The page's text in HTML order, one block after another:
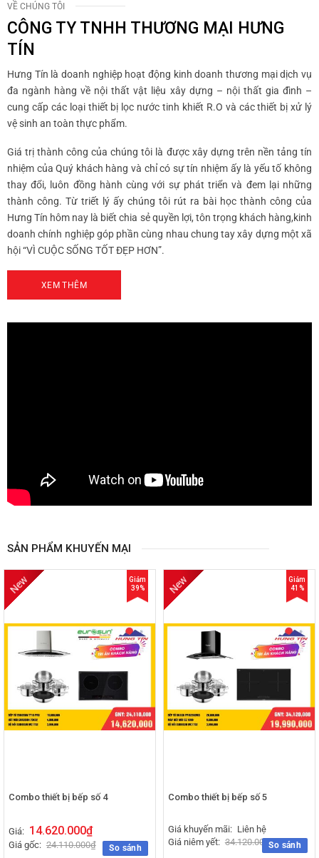
VỀ CHÚNG TÔI
CÔNG TY TNHH THƯƠNG MẠI HƯNG
TÍN
Hưng Tín là doanh nghiệp hoạt động kinh doanh thương mại dịch vụ
đa ngành hàng về nội thất vật liệu xây dựng – nội thất gia đình –
cung cấp các loại thiết bị lọc nước tinh khiết R.O và các thiết bị xử lý
vệ sinh an toàn thực phẩm.
Giá trị thành công của chúng tôi là được xây dựng trên nền tảng tín
nhiệm của Quý khách hàng và chỉ có sự tín nhiệm ấy là yếu tố không
thay đổi, luôn đồng hành cùng với sự phát triển và đem lại những
thành công. Từ triết lý ấy chúng tôi rút ra bài học thành công của
Hưng Tín hôm nay là biết chia sẻ quyền lợi, tôn trọng khách hàng,kinh
doanh chính nghiệp góp phần cùng nhau chung tay xây dựng một xã
hội “VÌ CUỘC SỐNG TỐT ĐẸP HƠN”.
XEM THÊM
SẢN PHẨM KHUYẾN MẠI
So sánh
Giảm
39%
Combo thiết bị bếp số 4
Giá: 14.620.000₫
Giá gốc: 24.110.000₫
New
So sánh
Giảm
41%
Combo thiết bị bếp số 5
Giá khuyến mãi: Liên hệ
Giá niêm yết: 34.120.000₫
New